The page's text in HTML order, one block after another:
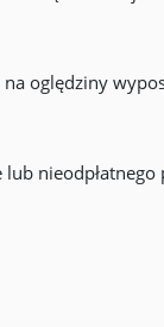
oględziny
nieodpłatnego